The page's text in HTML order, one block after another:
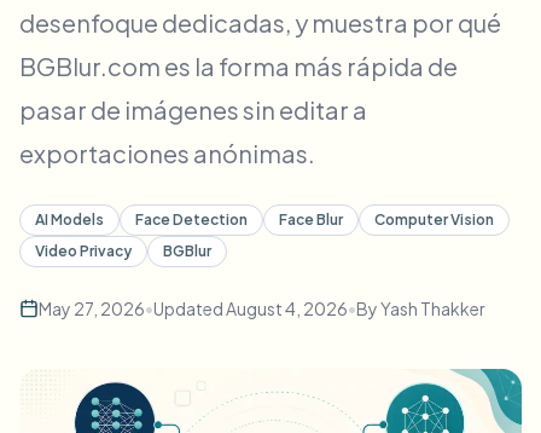
Cambio de cara - Video
Inteligencia de video
Desenfoque de video en lote
Procesa muchos vídeos de una vez
Desenfoque masivo de rostros
Desenfocar cualquier cosa
Zonas empresariales, políticas y revisión
Automatizar cargas, trabajos y webhooks
Formulario de contacto
Eliminación de fondo en masa
desenfoque dedicadas, y muestra por qué
BGBlur.com es la forma más rápida de
pasar de imágenes sin editar a
exportaciones anónimas.
AI Models Face Detection Face Blur
Computer Vision
Video Privacy
BGBlur
May 27, 2026•UpdatedAugust 4, 2026•ByYash Thakker